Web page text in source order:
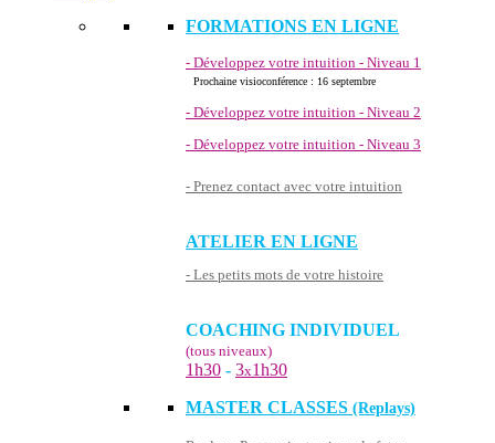
FORMATIONS EN LIGNE
- Développez votre intuition - Niveau 1
Prochaine visioconférence : 16 septembre
- Développez votre intuition - Niveau 2
- Développez votre intuition - Niveau 3
- Prenez contact avec votre intuition
ATELIER EN LIGNE
- Les petits mots de votre histoire
COACHING INDIVIDUEL
(tous niveaux)
1h30 - 3x1h30
MASTER CLASSES (Replays)